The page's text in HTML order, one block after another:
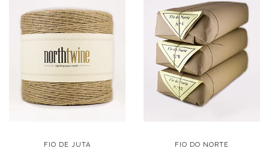
FIO DE JUTA FIO DO NORTE